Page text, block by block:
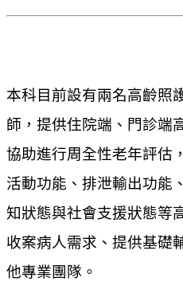
本科目前設有兩名高齡照
師，提供住院端、門診端
協助進行周全性老年評估
活動功能、排泄輸出功能
知狀態與社會支援狀態等
收案病人需求、提供基礎
他專業團隊。